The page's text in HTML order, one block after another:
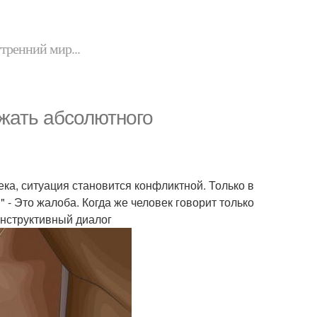
мир...
абсолютного
ситуация становится конфликтной. Только в
Это жалоба. Когда же человек говорит только
диалог